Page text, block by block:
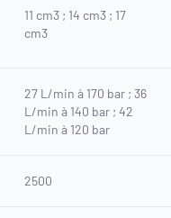
11 cm3 ; 14 cm3 ; 17
cm3
27 L/min à 170 bar ; 36
L/min à 140 bar ; 42
L/min à 120 bar
2500